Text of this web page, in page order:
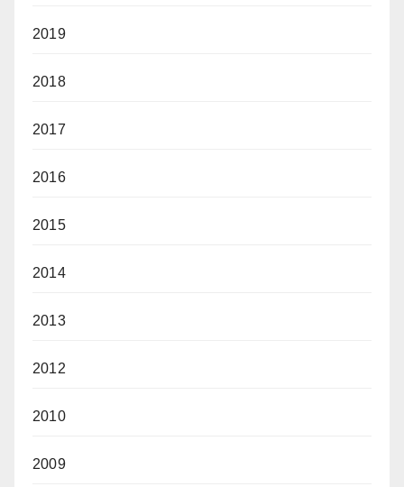
2019
2018
2017
2016
2015
2014
2013
2012
2010
2009